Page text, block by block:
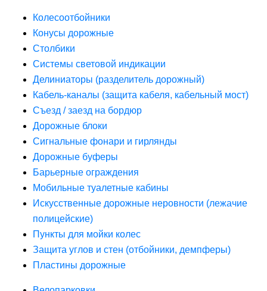
Колесоотбойники
Конусы дорожные
Столбики
Системы световой индикации
Делиниаторы (разделитель дорожный)
Кабель-каналы (защита кабеля, кабельный мост)
Съезд / заезд на бордюр
Дорожные блоки
Сигнальные фонари и гирлянды
Дорожные буферы
Барьерные ограждения
Мобильные туалетные кабины
Искусственные дорожные неровности (лежачие
полицейские)
Пункты для мойки колес
Защита углов и стен (отбойники, демпферы)
Пластины дорожные